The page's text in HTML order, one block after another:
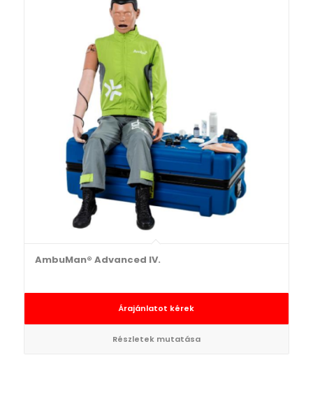
AmbuMan® Advanced IV.
Árajánlatot kérek
Részletek mutatása